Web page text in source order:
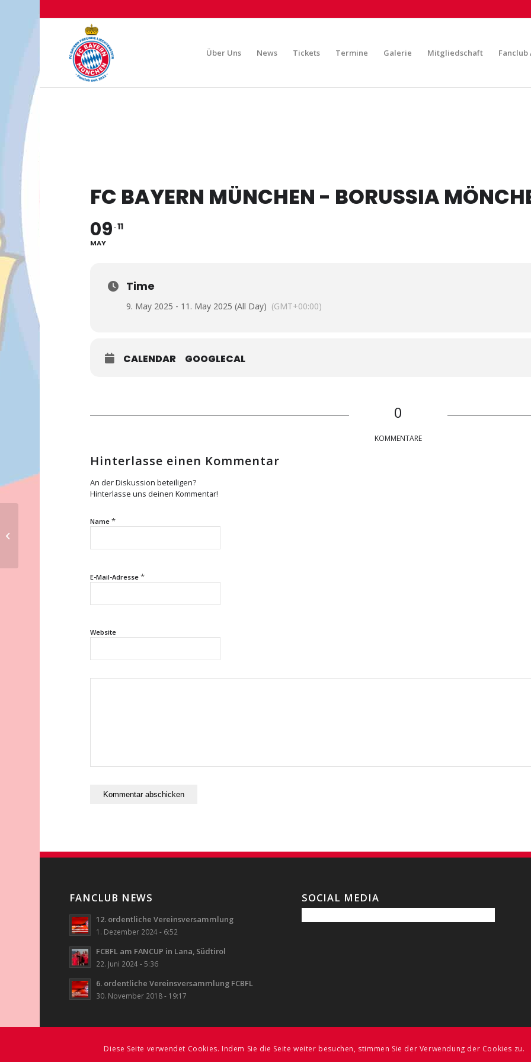
Über Uns News Tickets Termine Galerie Mitgliedschaft
FC BAYERN MÜNCHEN - BORUSSIA
09
MAY
11
Time
9. May 2025 - 11. May 2025 (All Day) (GMT+00:00)
CALENDAR GOOGLECAL
0
KOMMENTARE
Hinterlasse einen Kommentar
An der Diskussion beteiligen?
Hinterlasse uns deinen Kommentar!
Name *
E-Mail-Adresse *
Website
FANCLUB NEWS
12. ordentliche Vereinsversammlung
1. Dezember 2024 - 6:52
FCBFL am FANCUP in Lana, Südtirol
22. Juni 2024 - 5:36
6. ordentliche Vereinsversammlung FCBFL
30. November 2018 - 19:17
SOCIAL MEDIA
SWISS MEDIA DESIGN
Diese Seite verwendet Cookies. Indem Sie die Seite weiter besuchen, stimmen Sie der Verwendung der Cookies zu.